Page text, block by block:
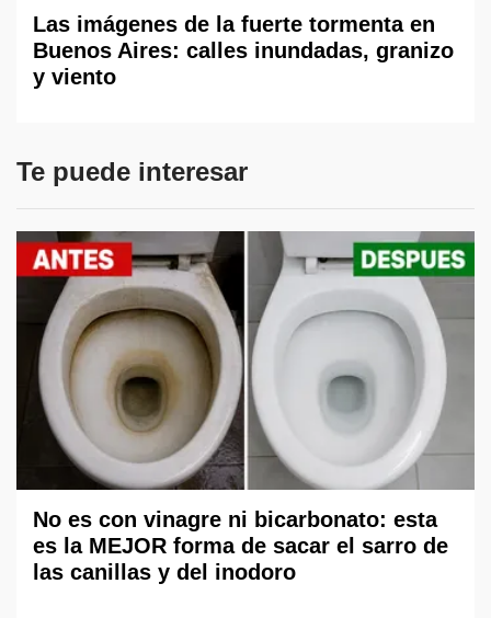
Las imágenes de la fuerte tormenta en
Buenos Aires: calles inundadas, granizo
y viento
Te puede interesar
No es con vinagre ni bicarbonato: esta
es la MEJOR forma de sacar el sarro de
las canillas y del inodoro